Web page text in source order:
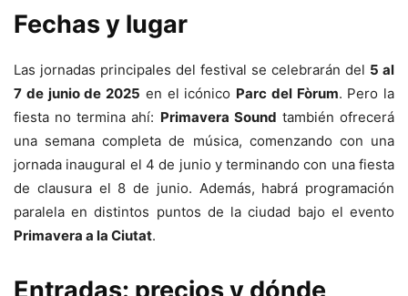
Fechas y lugar
Las jornadas principales del festival se celebrarán del 5 al
7 de junio de 2025 en el icónico Parc del Fòrum. Pero la
fiesta no termina ahí: Primavera Sound también ofrecerá
una semana completa de música, comenzando con una
jornada inaugural el 4 de junio y terminando con una fiesta
de clausura el 8 de junio. Además, habrá programación
paralela en distintos puntos de la ciudad bajo el evento
Primavera a la Ciutat.